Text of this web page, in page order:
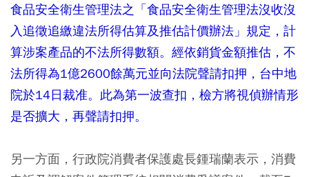
食品安全衛生管理法之「食品安全衛生管理法沒收沒
入追徵追繳違法所得估算及推估計價辦法」規定，計
算涉案產品的不法所得數額。經依銷貨金額推估，不
法所得為1億2600餘萬元並向法院聲請扣押，台中地
院於14日裁准。此為第一波查扣，檢方將視偵辦情形
是否擴大，再聲請扣押。
另一方面，行政院消費者保護處長鍾瑞蘭表示，消費